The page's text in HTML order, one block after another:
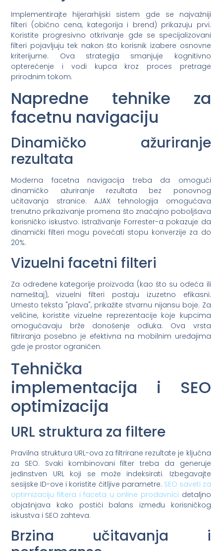
Implementirajte hijerarhijski sistem gde se najvažniji
filteri (obično cena, kategorija i brend) prikazuju prvi.
Koristite progresivno otkrivanje gde se specijalizovani
filteri pojavljuju tek nakon što korisnik izabere osnovne
kriterijume. Ova strategija smanjuje kognitivno
opterećenje i vodi kupca kroz proces pretrage
prirodnim tokom.
Napredne tehnike za
facetnu navigaciju
Dinamičko ažuriranje
rezultata
Moderna facetna navigacija treba da omogući
dinamičko ažuriranje rezultata bez ponovnog
učitavanja stranice. AJAX tehnologija omogućava
trenutno prikazivanje promena što značajno poboljšava
korisničko iskustvo. Istraživanje Forrester-a pokazuje da
dinamički filteri mogu povećati stopu konverzije za do
20%.
Vizuelni facetni filteri
Za određene kategorije proizvoda (kao što su odeća ili
nameštaj), vizuelni filteri postaju izuzetno efikasni.
Umesto teksta "plava", prikažite stvarnu nijansu boje. Za
veličine, koristite vizuelne reprezentacije koje kupcima
omogućavaju brže donošenje odluka. Ova vrsta
filtriranja posebno je efektivna na mobilnim uređajima
gde je prostor ograničen.
Tehnička
implementacija i SEO
optimizacija
URL struktura za filtere
Pravilna struktura URL-ova za filtrirane rezultate je ključna
za SEO. Svaki kombinovani filter treba da generuje
jedinstven URL koji se može indeksirati. Izbegavajte
sesijske ID-ove i koristite čitljive parametre. SEO saveti za
optimizaciju filtera i faceta u online prodavnici detaljno
objašnjava kako postići balans između korisničkog
iskustva i SEO zahteva.
Brzina učitavanja i